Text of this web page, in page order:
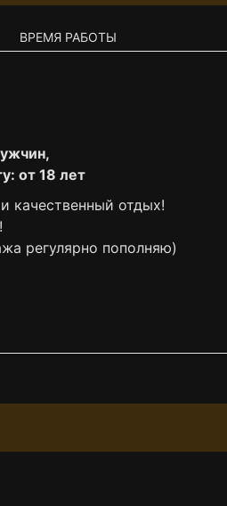
ВРЕМЯ РАБОТЫ
от 18 лет
качественный отдых!
регулярно пополняю)